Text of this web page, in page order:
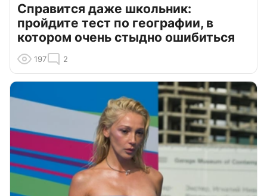
Справится даже школьник:
пройдите тест по географии, в
котором очень стыдно ошибиться
197 2